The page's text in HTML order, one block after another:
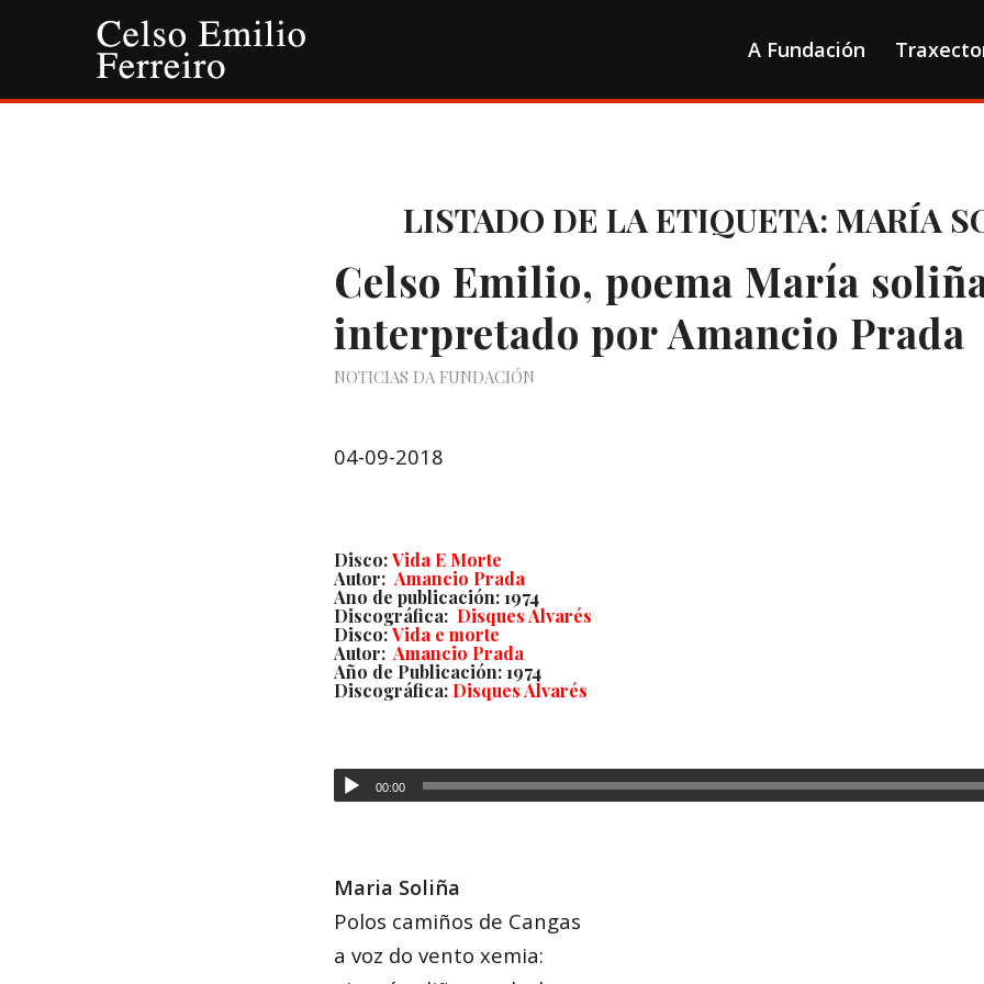
A Fundación
LISTADO DE LA ETIQUETA:MARÍA
Celso Emilio, poema María
interpretado por Amancio Prada
NOTICIAS DA FUNDACIÓN
04-09-2018
Disco:Vida E Morte
Autor: Amancio Prada
Ano de publicación: 1974
Discográfica: Disques Alvarés
Disco:Vida e morte
Autor:Amancio Prada
Año de Publicación: 1974
Discográfica: Disques Alvarés
00:00
Maria Soliña
Polos camiños de Cangas
a voz do vento xemia: